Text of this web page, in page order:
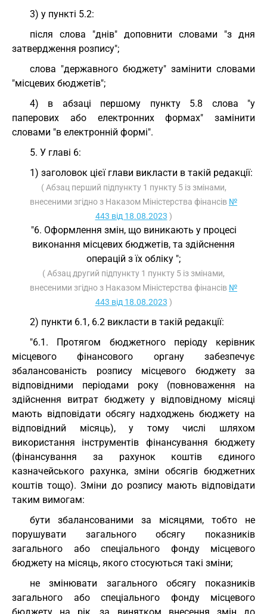
3) у пункті 5.2:
після слова "днів" доповнити словами "з дня
затвердження розпису";
слова "державного бюджету" замінити словами
"місцевих бюджетів";
4) в абзаці першому пункту 5.8 слова "у
паперових або електронних формах" замінити
словами "в електронній формі".
5. У главі 6:
1) заголовок цієї глави викласти в такій редакції:
( Абзац перший підпункту 1 пункту 5 із змінами,
внесеними згідно з Наказом Міністерства фінансів №
443 від 18.08.2023 )
"6. Оформлення змін, що виникають у процесі
виконання місцевих бюджетів, та здійснення
операцій з їх обліку ";
( Абзац другий підпункту 1 пункту 5 із змінами,
внесеними згідно з Наказом Міністерства фінансів №
443 від 18.08.2023 )
2) пункти 6.1, 6.2 викласти в такій редакції:
"6.1. Протягом бюджетного періоду керівник
місцевого фінансового органу забезпечує
збалансованість розпису місцевого бюджету за
відповідними періодами року (повноваження на
здійснення витрат бюджету у відповідному місяці
мають відповідати обсягу надходжень бюджету на
відповідний місяць), у тому числі шляхом
використання інструментів фінансування бюджету
(фінансування за рахунок коштів єдиного
казначейського рахунка, зміни обсягів бюджетних
коштів тощо). Зміни до розпису мають відповідати
таким вимогам:
бути збалансованими за місяцями, тобто не
порушувати загального обсягу показників
загального або спеціального фонду місцевого
бюджету на місяць, якого стосуються такі зміни;
не змінювати загального обсягу показників
загального або спеціального фонду місцевого